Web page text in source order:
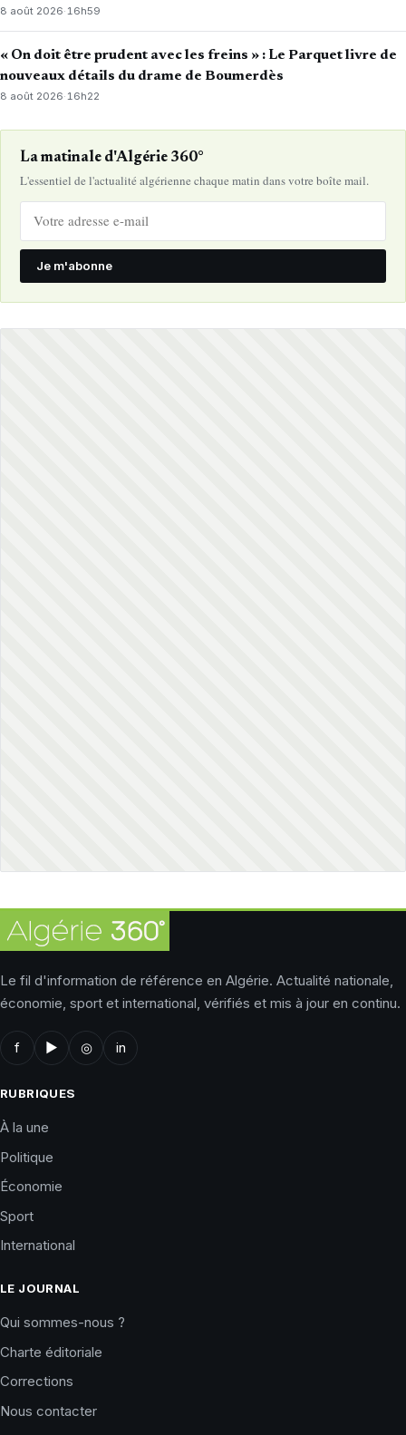
8 août 2026·16h59
« On doit être prudent avec les freins » : Le Parquet livre de
nouveaux détails du drame de Boumerdès
8 août 2026·16h22
La matinale d'Algérie 360°
L'essentiel de l'actualité algérienne chaque matin dans votre boîte mail.
Je m'abonne
Le fil d'information de référence en Algérie. Actualité nationale,
économie, sport et international, vérifiés et mis à jour en continu.
f ▶ ◎ in
RUBRIQUES
À la une
Politique
Économie
Sport
International
LE JOURNAL
Qui sommes-nous ?
Charte éditoriale
Corrections
Nous contacter